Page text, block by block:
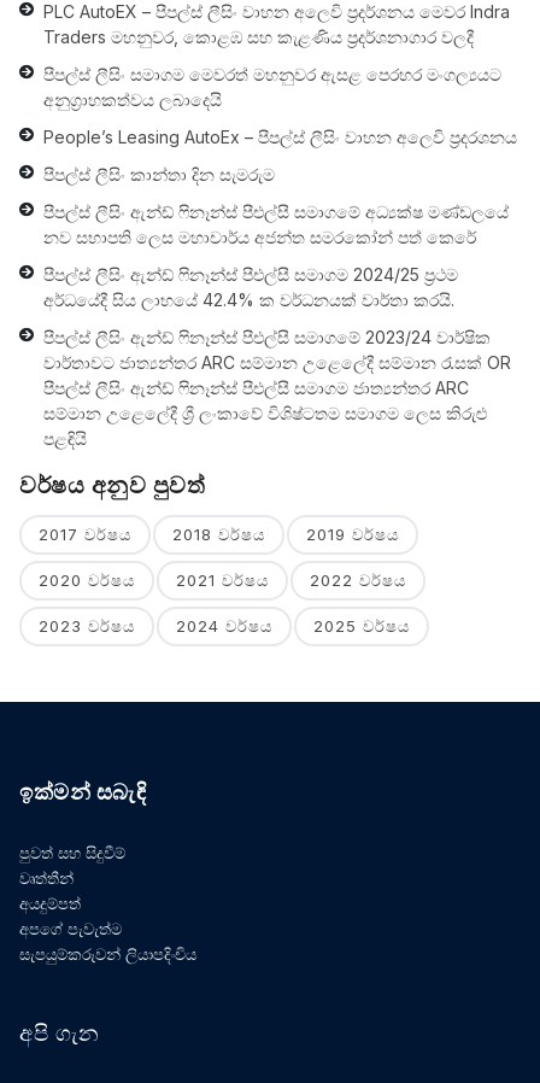
PLC AutoEX – පීපල්ස් ලීසිං වාහන අලෙවි ප‍්‍රදර්ශනය මෙවර Indra
Traders මහනුවර, කොළඹ සහ කැළණිය ප‍්‍රදර්ශනාගාර වලදී
පීපල්ස් ලීසිං සමාගම මෙවරත් මහනුවර ඇසළ පෙරහර මංගල්‍යයට
අනුග්‍රාහකත්වය ලබාදෙයි
People’s Leasing AutoEx – පීපල්ස් ලීසිං වාහන අලෙවි ප‍්‍රදරශනය
පීපල්ස් ලීසිං කාන්තා දින සැමරුම
පීපල්ස් ලීසිං ඇන්ඩ් ෆිනෑන්ස් පීඑල්සී සමාගමේ අධ්‍යක්ෂ මණ්ඩලයේ
නව සභාපති ලෙස මහාචාර්ය අජන්ත සමරකෝන් පත් කෙරේ
පීපල්ස් ලීසිං ඇන්ඩ් ෆිනෑන්ස් පීඑල්සී සමාගම 2024/25 ප්‍රථම
අර්ධයේදී සිය ලාභයේ 42.4% ක වර්ධනයක් වාර්තා කරයි.
පීපල්ස් ලීසිං ඇන්ඩ් ෆිනෑන්ස් පීඑල්සී සමාගමේ 2023/24 වාර්ෂික
වාර්තාවට ජාත්‍යන්තර ARC සම්මාන උළෙලේදී සම්මාන රැසක් OR
පීපල්ස් ලීසිං ඇන්ඩ් ෆිනෑන්ස් පීඑල්සී සමාගම ජාත්‍යන්තර ARC
සම්මාන උළෙලේදී ශ්‍රී ලංකාවේ විශිෂ්ටතම සමාගම ලෙස කිරුළු
පළඳියි
වර්ෂය අනුව පුවත්
2017 වර්ෂය 2018 වර්ෂය 2019 වර්ෂය
2020 වර්ෂය 2021 වර්ෂය 2022 වර්ෂය
2023 වර්ෂය 2024 වර්ෂය 2025 වර්ෂය
ඉක්මන් සබැඳි
පුවත් සහ සිදුවීම්
වෘත්තීන්
අයදුම්පත්
අපගේ පැවැත්ම
සැපයුම්කරුවන් ලියාපදිංචිය
අපි ගැන